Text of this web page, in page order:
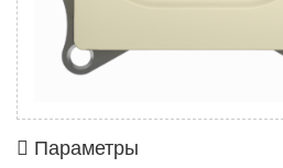
Параметры